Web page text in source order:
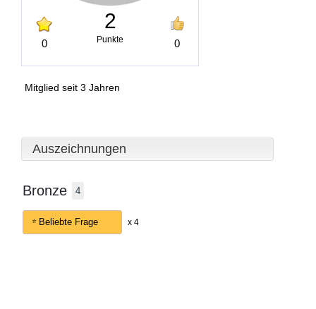
0
2
Punkte 0
Mitglied seit 3 Jahren
Auszeichnungen
Bronze 4
Beliebte Frage x 4